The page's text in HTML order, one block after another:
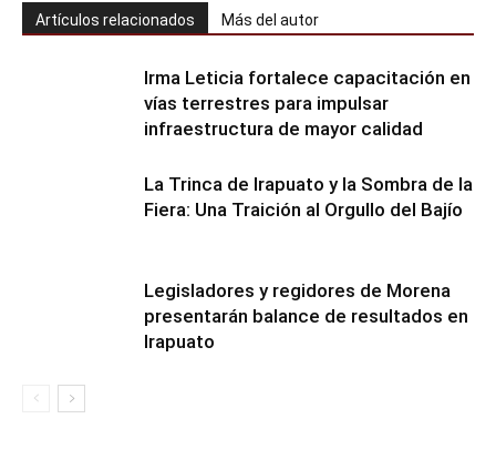
Artículos relacionados Más del autor
Irma Leticia fortalece capacitación en
vías terrestres para impulsar
infraestructura de mayor calidad
​La Trinca de Irapuato y la Sombra de la
Fiera: Una Traición al Orgullo del Bajío
Legisladores y regidores de Morena
presentarán balance de resultados en
Irapuato